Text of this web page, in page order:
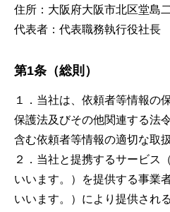
住所：大阪府大阪市北区堂島
代表者：代表職務執行役社長
第1条（総則）
１．当社は、依頼者等情報の
保護法及びその他関連する法
含む依頼者等情報の適切な取
２．当社と提携するサービス
いいます。）を提供する事業
いいます。）により提供され